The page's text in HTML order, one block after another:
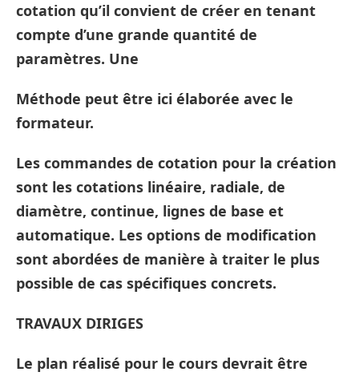
cotation qu’il convient de créer en tenant
compte d’une grande quantité de
paramètres. Une
Méthode peut être ici élaborée avec le
formateur.
Les commandes de cotation pour la création
sont les cotations linéaire, radiale, de
diamètre, continue, lignes de base et
automatique. Les options de modification
sont abordées de manière à traiter le plus
possible de cas spécifiques concrets.
TRAVAUX DIRIGES
Le plan réalisé pour le cours devrait être